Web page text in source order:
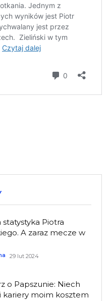
statystyka Piotra
A zaraz mecze w
29 lut 2024
o Papszunie: Niech
kariery moim kosztem